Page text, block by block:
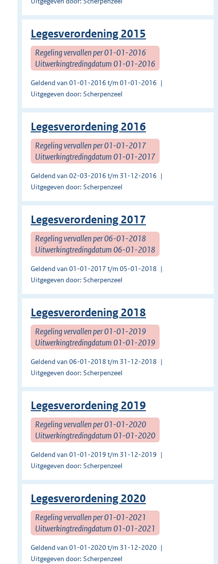
Legesverordening 2015
Regeling vervallen per 01-01-2016
Uitwerkingtredingdatum 01-01-2016
Geldend van 01-01-2016 t/m 01-01-2016
Uitgegeven door: Scherpenzeel
Legesverordening 2016
Regeling vervallen per 01-01-2017
Uitwerkingtredingdatum 01-01-2017
Geldend van 02-03-2016 t/m 31-12-2016
Uitgegeven door: Scherpenzeel
Legesverordening 2017
Regeling vervallen per 06-01-2018
Uitwerkingtredingdatum 06-01-2018
Geldend van 01-01-2017 t/m 05-01-2018
Uitgegeven door: Scherpenzeel
Legesverordening 2018
Regeling vervallen per 01-01-2019
Uitwerkingtredingdatum 01-01-2019
Geldend van 06-01-2018 t/m 31-12-2018
Uitgegeven door: Scherpenzeel
Legesverordening 2019
Regeling vervallen per 01-01-2020
Uitwerkingtredingdatum 01-01-2020
Geldend van 01-01-2019 t/m 31-12-2019
Uitgegeven door: Scherpenzeel
Legesverordening 2020
Regeling vervallen per 01-01-2021
Uitwerkingtredingdatum 01-01-2021
Geldend van 01-01-2020 t/m 31-12-2020
Uitgegeven door: Scherpenzeel